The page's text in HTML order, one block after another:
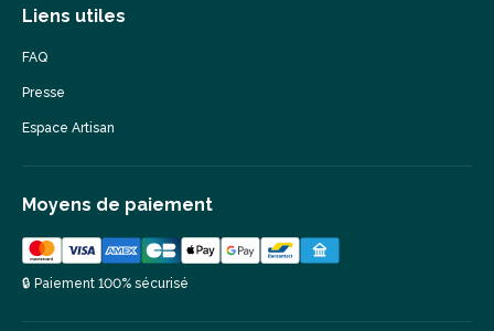
Liens utiles
FAQ
Presse
Espace Artisan
Moyens de paiement
🔒 Paiement 100% sécurisé